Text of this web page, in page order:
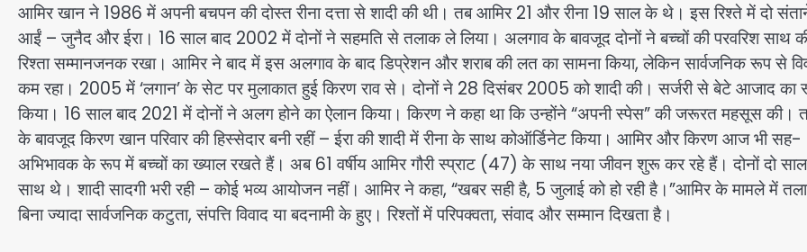
आमिर खान ने 1986 में अपनी बचपन की दोस्त रीना दत्ता से शादी की थी। तब आमिर 21 और रीना 19 साल के थे। इस रिश्ते में दो
आईं – जुनैद और ईरा। 16 साल बाद 2002 में दोनों ने सहमति से तलाक ले लिया। अलगाव के बावजूद दोनों ने बच्चों की परवरिश साथ
रिश्ता सम्मानजनक रखा। आमिर ने बाद में इस अलगाव के बाद डिप्रेशन और शराब की लत का सामना किया, लेकिन सार्वजनिक रूप से
कम रहा। 2005 में ‘लगान’ के सेट पर मुलाकात हुई किरण राव से। दोनों ने 28 दिसंबर 2005 को शादी की। सर्जरी से बेटे आजाद का
किया। 16 साल बाद 2021 में दोनों ने अलग होने का ऐलान किया। किरण ने कहा था कि उन्होंने “अपनी स्पेस” की जरूरत महसूस की।
के बावजूद किरण खान परिवार की हिस्सेदार बनी रहीं – ईरा की शादी में रीना के साथ कोऑर्डिनेट किया। आमिर और किरण आज भी सह-
अभिभावक के रूप में बच्चों का ख्याल रखते हैं। अब 61 वर्षीय आमिर गौरी स्प्राट (47) के साथ नया जीवन शुरू कर रहे हैं। दोनों दो
साथ थे। शादी सादगी भरी रही – कोई भव्य आयोजन नहीं। आमिर ने कहा, “खबर सही है, 5 जुलाई को हो रही है।”आमिर के मामले में
बिना ज्यादा सार्वजनिक कटुता, संपत्ति विवाद या बदनामी के हुए। रिश्तों में परिपक्वता, संवाद और सम्मान दिखता है।